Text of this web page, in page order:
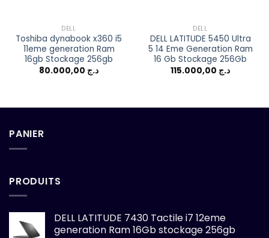
DELL
Toshiba dynabook x360 i5
11eme generation Ram
16gb Stockage 256gb
د.ج
DELL
DELL LATITUDE 5450 Ultra
5 14 Eme Generation Ram
16 Gb Stockage 256Gb
د.ج
PANIER
PRODUITS
DELL LATITUDE 7430 Tactile i7 12eme
generation Ram 16Gb stockage 256gb